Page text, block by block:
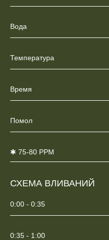
Вода
Температура
Время
Помол
✱ 75-80 PPM
СХЕМА ВЛИВАНИЙ
0:00 - 0:35
0:35 - 1:00